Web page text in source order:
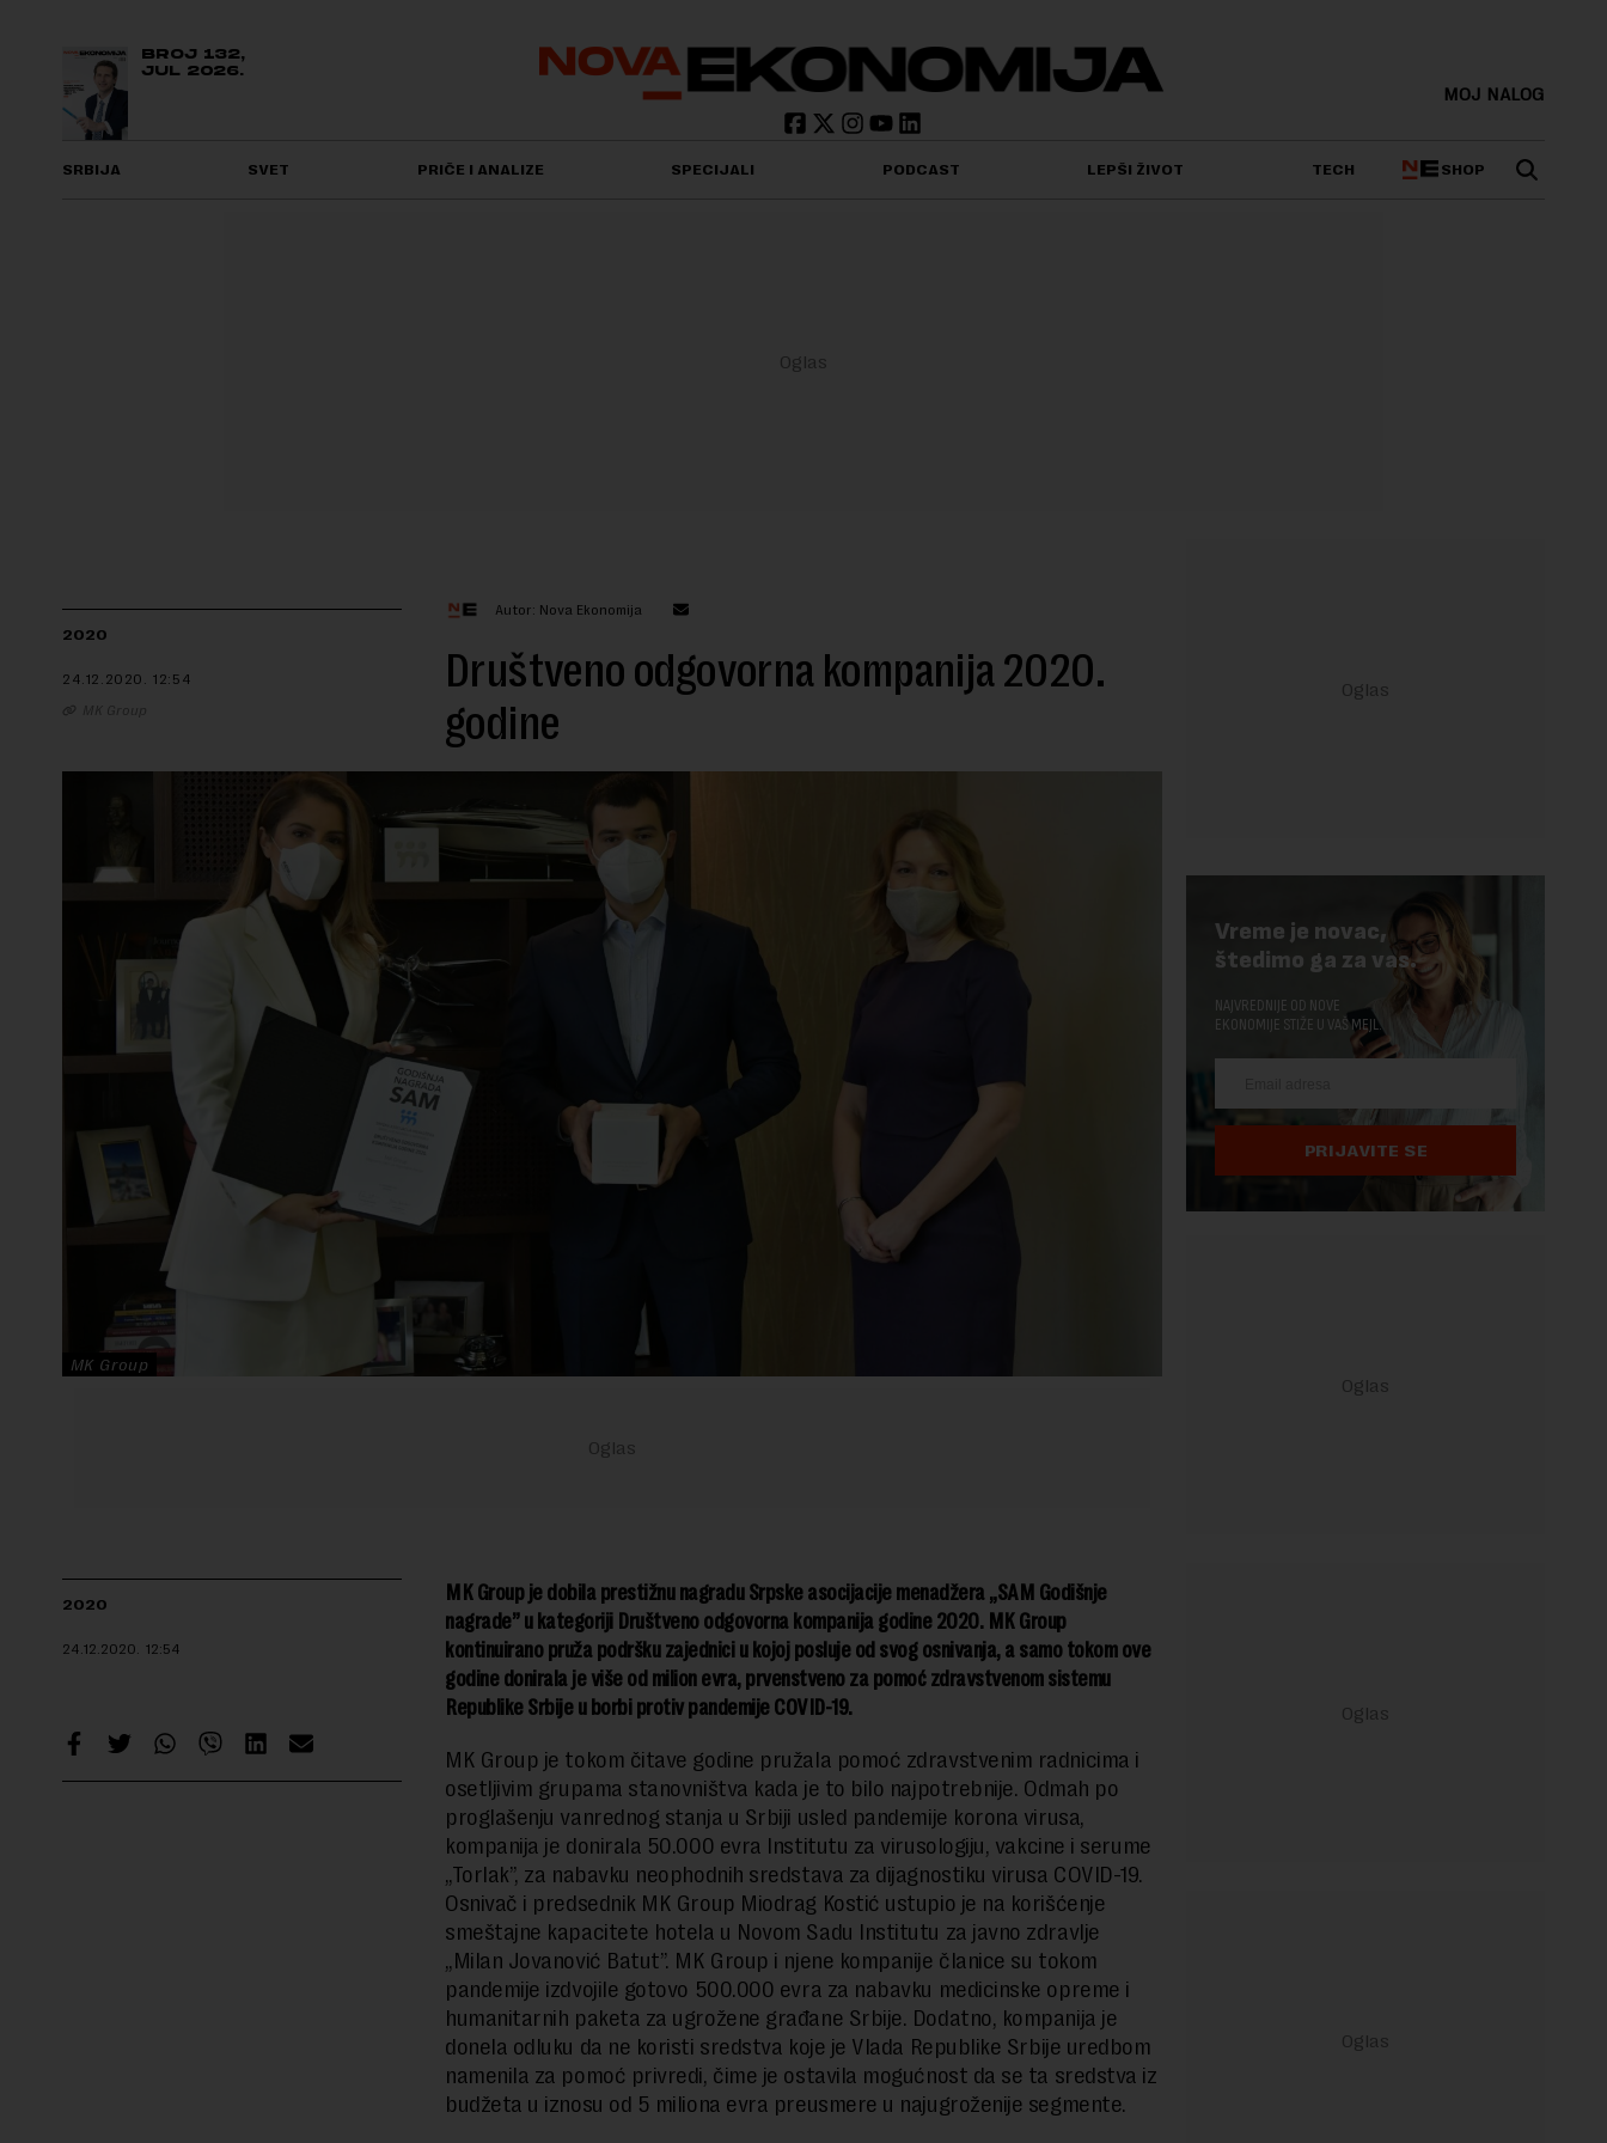
BROJ 132,
JUL 2026.
MOJ NALOG
SRBIJA SVET PRIČE I ANALIZE SPECIJALI PODCAST LEPŠI ŽIVOT TECH SHOP
2020
24.12.2020. 12:54
MK Group
Autor: Nova Ekonomija
Društveno odgovorna kompanija 2020.
godine
MK Group
2020
24.12.2020. 12:54
MK Group je dobila prestižnu nagradu Srpske asocijacije menadžera „SAM Godišnje
nagrade” u kategoriji Društveno odgovorna kompanija godine 2020. MK Group
kontinuirano pruža podršku zajednici u kojoj posluje od svog osnivanja, a samo tokom ove
godine donirala je više od milion evra, prvenstveno za pomoć zdravstvenom sistemu
Republike Srbije u borbi protiv pandemije COVID-19.
MK Group je tokom čitave godine pružala pomoć zdravstvenim radnicima i
osetljivim grupama stanovništva kada je to bilo najpotrebnije. Odmah po
proglašenju vanrednog stanja u Srbiji usled pandemije korona virusa,
kompanija je donirala 50.000 evra Institutu za virusologiju, vakcine i serume
„Torlak”, za nabavku neophodnih sredstava za dijagnostiku virusa COVID-19.
Osnivač i predsednik MK Group Miodrag Kostić ustupio je na korišćenje
smeštajne kapacitete hotela u Novom Sadu Institutu za javno zdravlje
„Milan Jovanović Batut”. MK Group i njene kompanije članice su tokom
pandemije izdvojile gotovo 500.000 evra za nabavku medicinske opreme i
humanitarnih paketa za ugrožene građane Srbije. Dodatno, kompanija je
donela odluku da ne koristi sredstva koje je Vlada Republike Srbije uredbom
namenila za pomoć privredi, čime je ostavila mogućnost da se ta sredstva iz
budžeta u iznosu od 5 miliona evra preusmere u najugroženije segmente.
Vreme je novac,
štedimo ga za vas.
NAJVREDNIJE OD NOVE
EKONOMIJE STIŽE U VAŠ MEJL.
PRIJAVITE SE